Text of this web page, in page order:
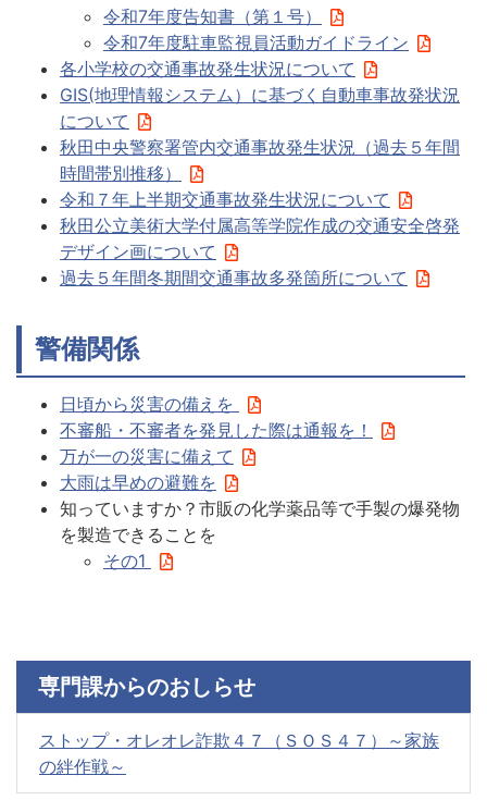
令和7年度告知書（第１号）
令和7年度駐車監視員活動ガイドライン
各小学校の交通事故発生状況について
GIS(地理情報システム）に基づく自動車事故発状況
について
秋田中央警察署管内交通事故発生状況（過去５年間
時間帯別推移）
令和７年上半期交通事故発生状況について
秋田公立美術大学付属高等学院作成の交通安全啓発
デザイン画について
過去５年間冬期間交通事故多発箇所について
警備関係
日頃から災害の備えを
不審船・不審者を発見した際は通報を！
万が一の災害に備えて
大雨は早めの避難を
知っていますか？市販の化学薬品等で手製の爆発物
を製造できることを
その1
専門課からのおしらせ
ストップ・オレオレ詐欺４７（ＳＯＳ４７）～家族
の絆作戦～